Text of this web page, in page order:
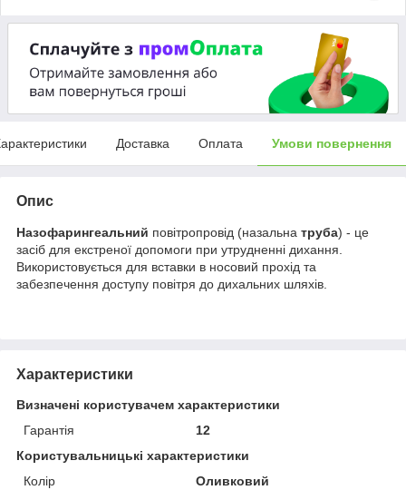
Доставка Оплата Умови повернення
Опис
Назофарингеальний повітропровід (назальна труба) - це
засіб для екстреної допомоги при утрудненні дихання.
Використовується для вставки в носовий прохід та
забезпечення доступу повітря до дихальних шляхів.
Характеристики
Визначені користувачем характеристики
Гарантія
12
Користувальницькі характеристики
Колір
Оливковий